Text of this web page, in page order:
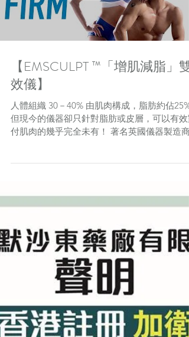
【EMSCULPT ™「增肌減脂」雙
效儀】
人體組織 30－40% 由肌肉構成，脂肪約佔25%
但現今的儀器卻只針對脂肪或皮層，可以有效
付肌肉的幾乎完全未有！ 著名英國儀器製造商